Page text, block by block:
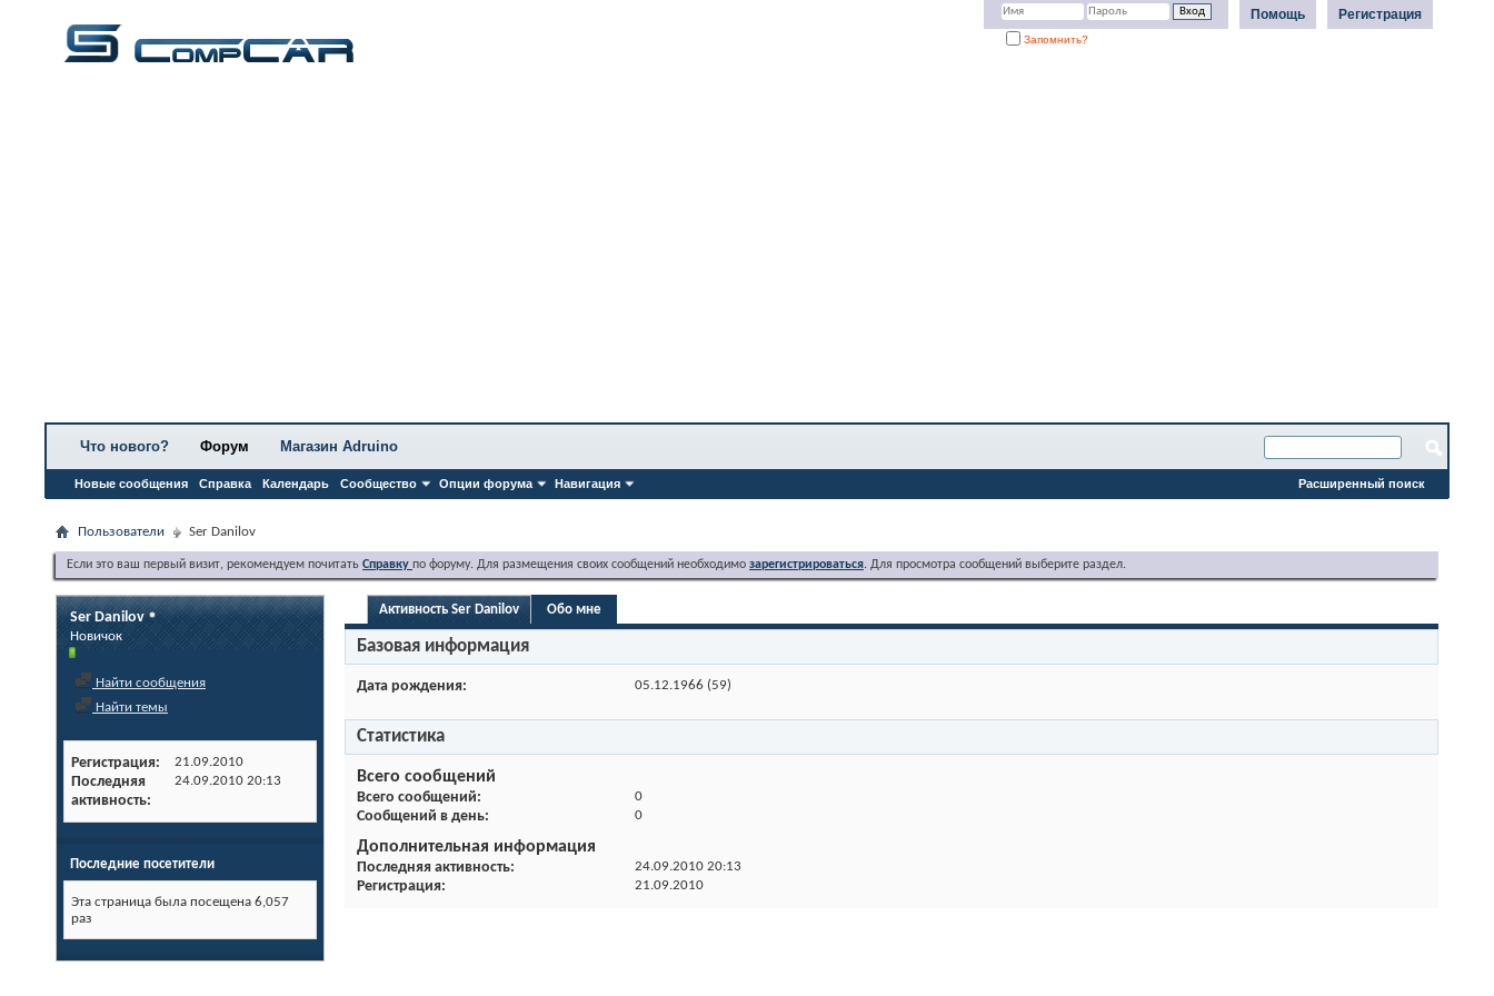
Регистрация
Помощь
Запомнить?
Что нового? Форум
Новые сообщения Справка Календарь Сообщество Опции форума Навигация
Магазин Adruino
Расширенный поиск
Пользователи Ser Danilov
Если это ваш первый визит, рекомендуем почитать Справку по форуму. Для размещения своих сообщений необходимо зарегистрироваться. Для просмотра сообщений выберите раздел.
Ser Danilov
Новичок
Найти сообщения
Найти темы
Регистрация 21.09.2010
Последняя
активность
24.09.2010 20:13
Последние посетители
Эта страница была посещена 6,057
раз
Активность Ser Danilov Обо мне
Базовая информация
Дата рождения 05.12.1966 (59)
Статистика
Всего сообщений
Всего сообщений 0
Сообщений в день 0
Дополнительная информация
Последняя активность 24.09.2010 20:13
Регистрация 21.09.2010